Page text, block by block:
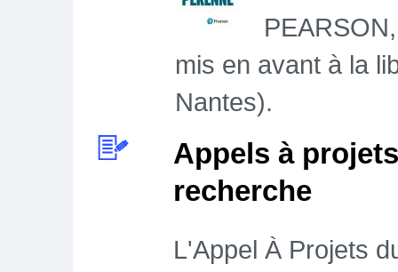
mis en avant à la
Nantes).
Appels à
recherche
L'Appel À Projets